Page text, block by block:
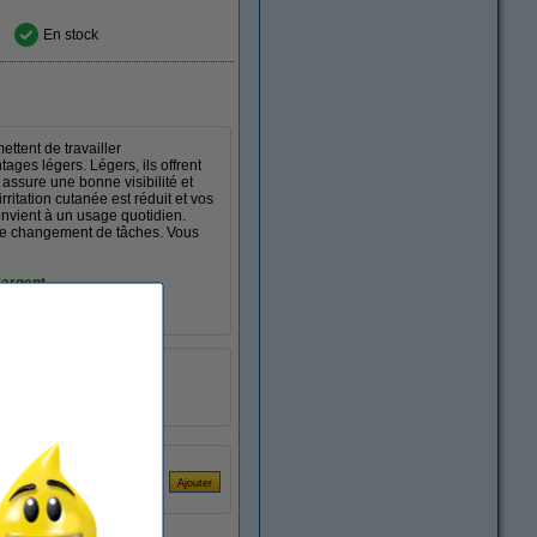
En stock
de travailler
légers. Légers, ils offrent
une bonne visibilité et
cutanée est réduit et vos
à un usage quotidien.
changement de tâches. Vous